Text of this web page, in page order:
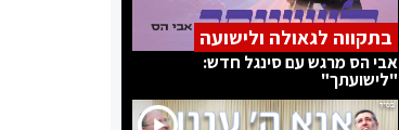
בתקווה לגאולה ולישועה
אבי הס מרגש עם סינגל חדש:
"לישועתך"